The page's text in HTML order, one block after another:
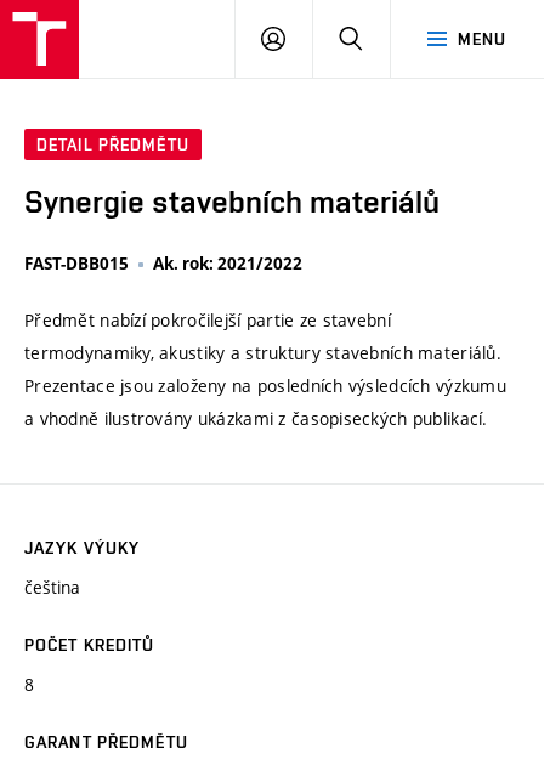
MENU
PŘIHLÁSIT
DETAIL PŘEDMĚTU
Synergie stavebních materiálů
FAST-DBB015 Ak. rok: 2021/2022
Předmět nabízí pokročilejší partie ze stavební
termodynamiky, akustiky a struktury stavebních materiálů.
Prezentace jsou založeny na posledních výsledcích výzkumu
a vhodně ilustrovány ukázkami z časopiseckých publikací.
JAZYK VÝUKY
čeština
POČET KREDITŮ
8
GARANT PŘEDMĚTU